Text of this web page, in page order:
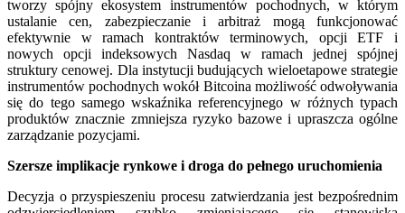
tworzy spójny ekosystem instrumentów pochodnych, w którym
ustalanie cen, zabezpieczanie i arbitraż mogą funkcjonować
efektywnie w ramach kontraktów terminowych, opcji ETF i
nowych opcji indeksowych Nasdaq w ramach jednej spójnej
struktury cenowej. Dla instytucji budujących wieloetapowe strategie
instrumentów pochodnych wokół Bitcoina możliwość odwoływania
się do tego samego wskaźnika referencyjnego w różnych typach
produktów znacznie zmniejsza ryzyko bazowe i upraszcza ogólne
zarządzanie pozycjami.
Szersze implikacje rynkowe i droga do pełnego uruchomienia
Decyzja o przyspieszeniu procesu zatwierdzania jest bezpośrednim